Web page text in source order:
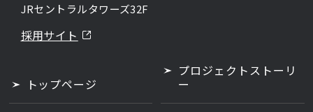
JRセントラルタワーズ32F
採用サイト
トップページ
プロジェクトストーリ
ー